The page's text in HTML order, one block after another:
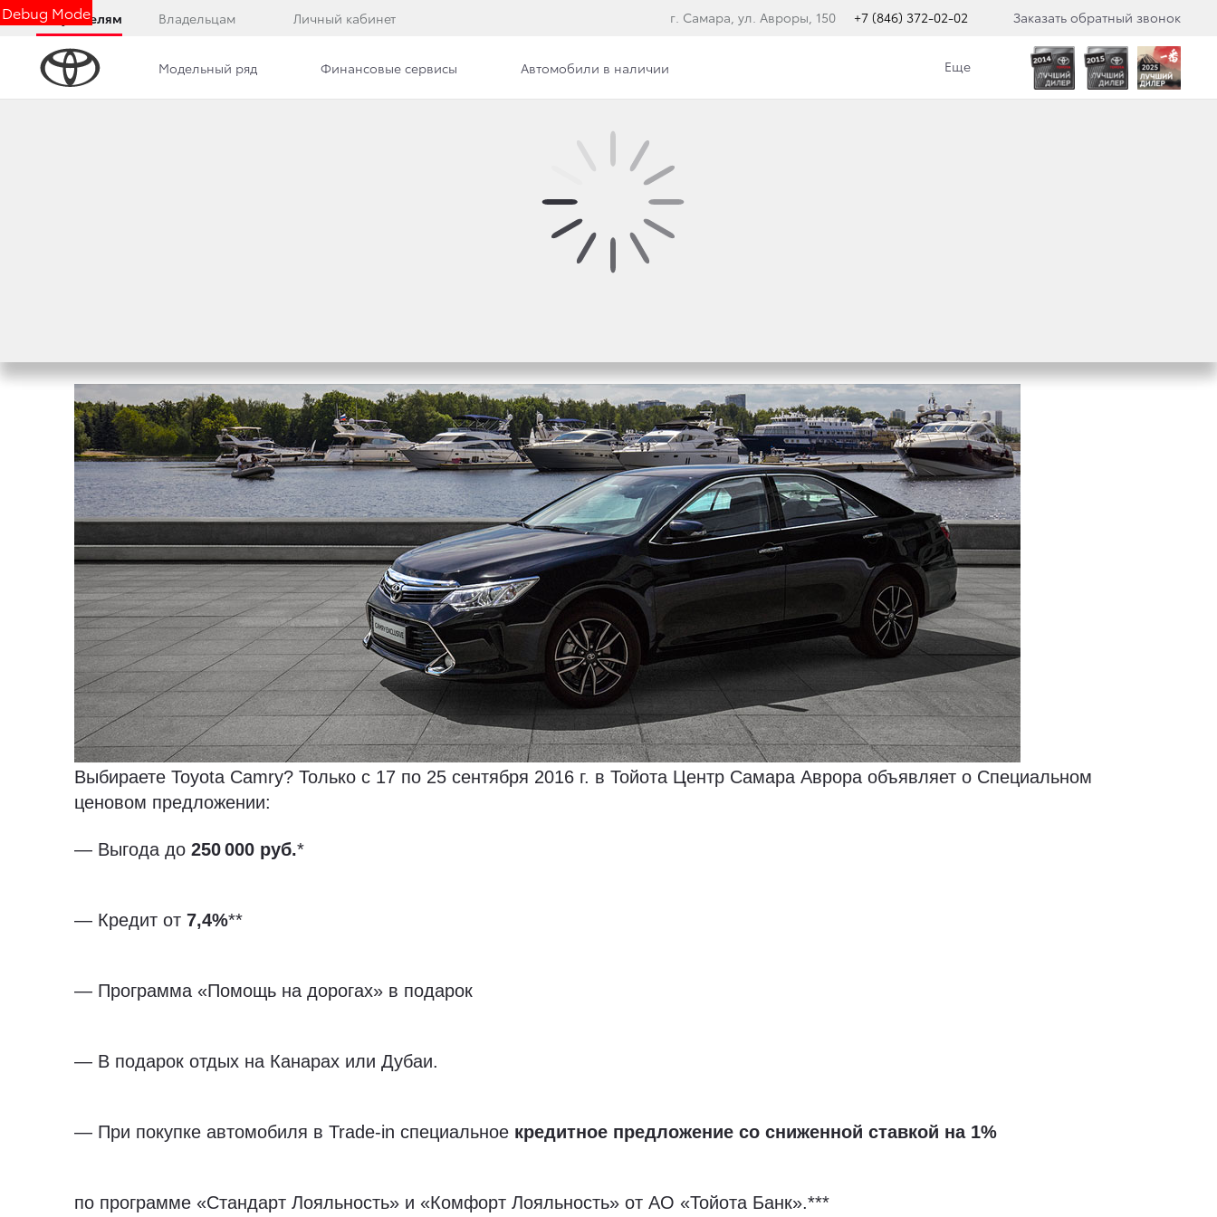
Debug Mode
Покупателям Владельцам Личный кабинет г. Самара, ул. Авроры, 150 +7 (846) 372-02-02 Заказать обратный звонок
Модельный ряд Финансовые сервисы Автомобили в наличии Еще
СПЕЦИАЛЬНОЕ ЦЕНОВОЕ ПРЕДЛОЖЕНИЕ НА TOYOTA
CAMRY С 17 ПО 25 СЕНТЯБРЯ 2016 Г.
Выбираете Toyota Camry? Только с 17 по 25 сентября 2016 г. в Тойота Центр Самара Аврора объявляет о Специальном
ценовом предложении:
— Выгода до 250 000 руб.*
— Кредит от 7,4%**
— Программа «Помощь на дорогах» в подарок
— В подарок отдых на Канарах или Дубаи.
— При покупке автомобиля в Trade-in специальное кредитное предложение со сниженной ставкой на 1%
по программе «Стандарт Лояльность» и «Комфорт Лояльность» от АО «Тойота Банк».***